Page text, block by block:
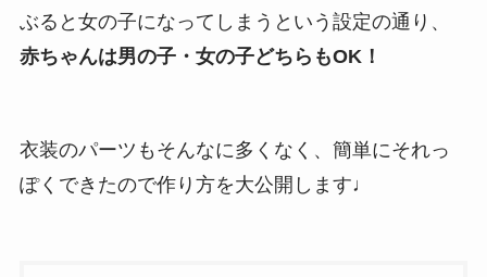
ぶると女の子になってしまうという設定の通り、
赤ちゃんは男の子・女の子どちらもOK！
衣装のパーツもそんなに多くなく、簡単にそれっ
ぽくできたので作り方を大公開します♩